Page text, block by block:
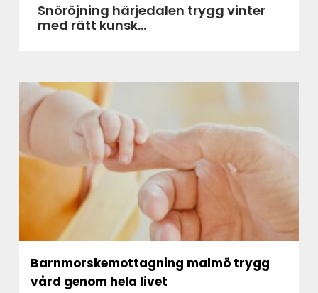
Snöröjning härjedalen trygg vinter
med rätt kunsk...
Barnmorskemottagning malmö trygg
vård genom hela livet